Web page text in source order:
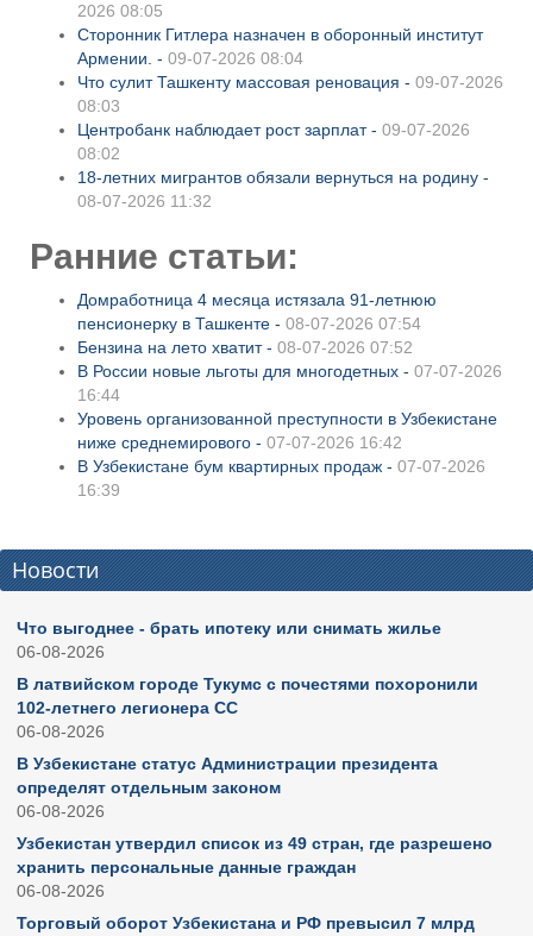
2026 08:05
Сторонник Гитлера назначен в оборонный институт
Армении. - 09-07-2026 08:04
Что сулит Ташкенту массовая реновация - 09-07-2026
08:03
Центробанк наблюдает рост зарплат - 09-07-2026
08:02
18-летних мигрантов обязали вернуться на родину -
08-07-2026 11:32
Ранние статьи:
Домработница 4 месяца истязала 91-летнюю
пенсионерку в Ташкенте - 08-07-2026 07:54
Бензина на лето хватит - 08-07-2026 07:52
В России новые льготы для многодетных - 07-07-2026
16:44
Уровень организованной преступности в Узбекистане
ниже среднемирового - 07-07-2026 16:42
В Узбекистане бум квартирных продаж - 07-07-2026
16:39
Новости
Что выгоднее - брать ипотеку или снимать жилье
06-08-2026
В латвийском городе Тукумс с почестями похоронили
102-летнего легионера СС
06-08-2026
В Узбекистане статус Администрации президента
определят отдельным законом
06-08-2026
Узбекистан утвердил список из 49 стран, где разрешено
хранить персональные данные граждан
06-08-2026
Торговый оборот Узбекистана и РФ превысил 7 млрд